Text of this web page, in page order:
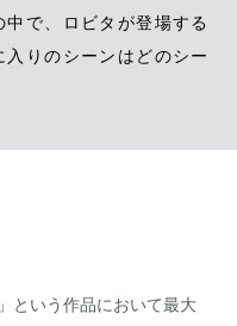
で、ロビタが登場する
りのシーンはどのシー
という作品において最大